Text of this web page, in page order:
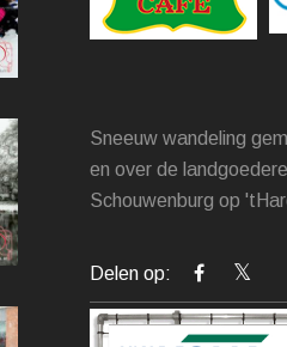
Sneeuw wandeling
en over de
Schouwenburg op
Delen op: